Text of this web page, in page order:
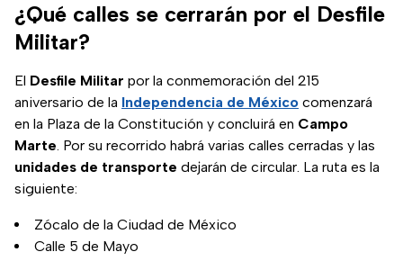
¿Qué calles se cerrarán por el Desfile
Militar?
El Desfile Militar por la conmemoración del 215
aniversario de la Independencia de México comenzará
en la Plaza de la Constitución y concluirá en Campo
Marte. Por su recorrido habrá varias calles cerradas y las
unidades de transporte dejarán de circular. La ruta es la
siguiente:
Zócalo de la Ciudad de México
Calle 5 de Mayo